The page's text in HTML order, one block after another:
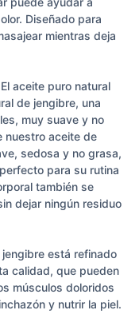
Diseñado para
mientras deja
aceite puro natural
de jengibre, una
muy suave y no
nuestro aceite de
sedosa y no grasa,
para su rutina
también se
dejar ningún residuo
jengibre está refinado
calidad, que pueden
músculos doloridos
y nutrir la piel.